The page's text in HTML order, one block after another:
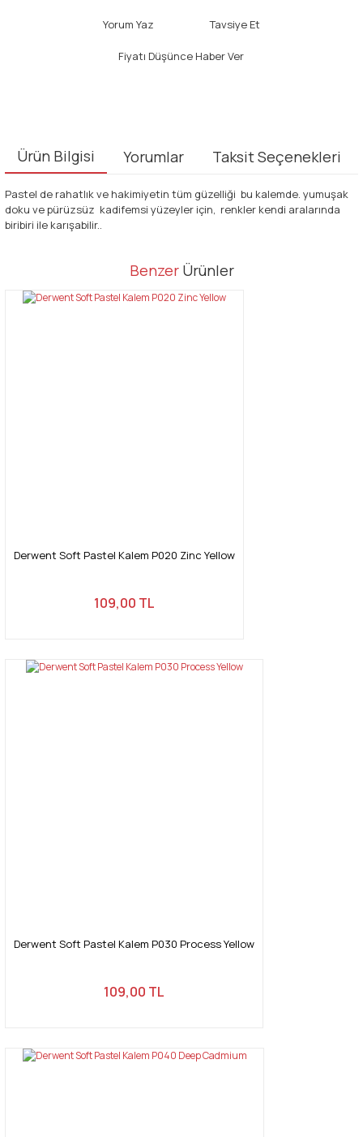
Yorum Yaz Tavsiye Et
Fiyatı Düşünce Haber Ver
Ürün Bilgisi Yorumlar Taksit Seçenekleri
Pastel de rahatlık ve hakimiyetin tüm güzelliği bu kalemde. yumuşak
doku ve pürüzsüz kadifemsi yüzeyler için, renkler kendi aralarında
biribiri ile karışabilir..
Bu ürüne ilk yorumu siz yapın!
Bu ürünün fiyat bilgisi, resim, ürün açıklamalarında ve diğer
tarafımıza iletebilirsiniz.
Gönder
Benzer Ürünler
Derwent Soft Pastel Kalem P020 Zinc Yellow
109,00 TL
Derwent Soft Pastel Kalem P030 Process Yellow
109,00 TL